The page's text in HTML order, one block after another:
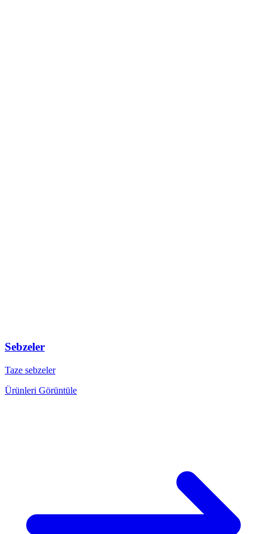
Sebzeler
Taze sebzeler
Ürünleri Görüntüle